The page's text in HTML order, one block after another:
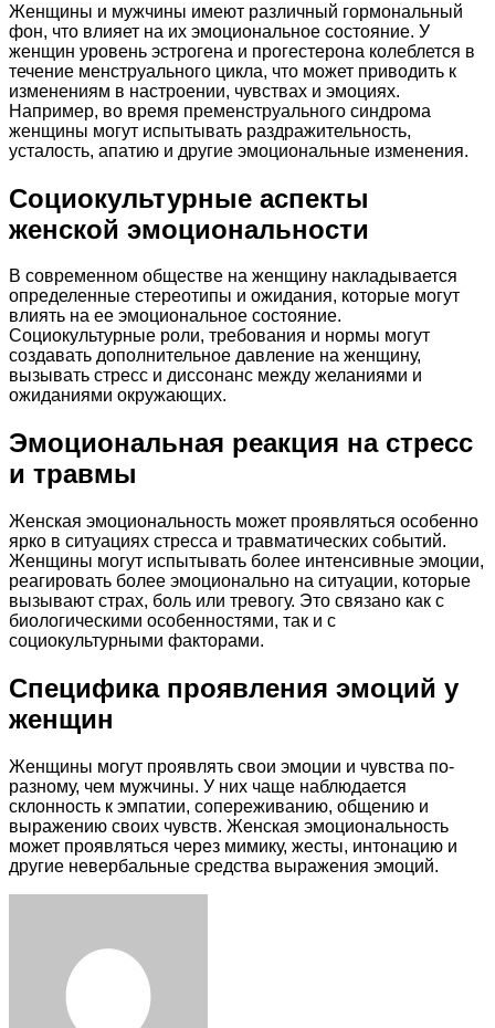
Женщины и мужчины имеют различный гормональный
фон, что влияет на их эмоциональное состояние. У
женщин уровень эстрогена и прогестерона колеблется в
течение менструального цикла, что может приводить к
изменениям в настроении, чувствах и эмоциях.
Например, во время пременструального синдрома
женщины могут испытывать раздражительность,
усталость, апатию и другие эмоциональные изменения.
Социокультурные аспекты
женской эмоциональности
В современном обществе на женщину накладывается
определенные стереотипы и ожидания, которые могут
влиять на ее эмоциональное состояние.
Социокультурные роли, требования и нормы могут
создавать дополнительное давление на женщину,
вызывать стресс и диссонанс между желаниями и
ожиданиями окружающих.
Эмоциональная реакция на стресс
и травмы
Женская эмоциональность может проявляться особенно
ярко в ситуациях стресса и травматических событий.
Женщины могут испытывать более интенсивные эмоции,
реагировать более эмоционально на ситуации, которые
вызывают страх, боль или тревогу. Это связано как с
биологическими особенностями, так и с
социокультурными факторами.
Специфика проявления эмоций у
женщин
Женщины могут проявлять свои эмоции и чувства по-
разному, чем мужчины. У них чаще наблюдается
склонность к эмпатии, сопереживанию, общению и
выражению своих чувств. Женская эмоциональность
может проявляться через мимику, жесты, интонацию и
другие невербальные средства выражения эмоций.